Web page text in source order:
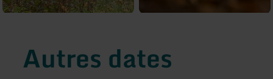
Autres dates